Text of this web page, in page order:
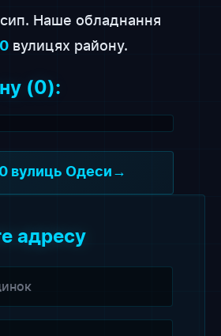
Наше обладнання
0 вулицях району.
(0):
вулиць Одеси →
адресу